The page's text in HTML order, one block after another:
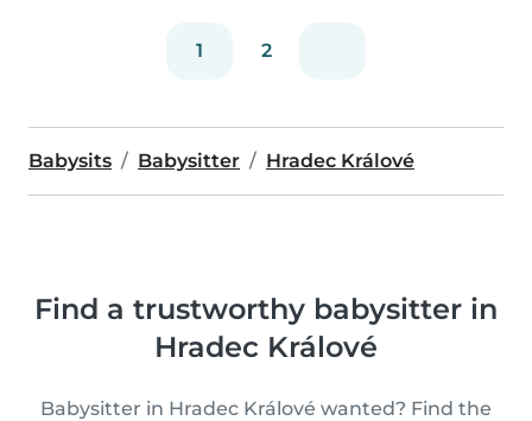
1 2
Babysits Babysitter Hradec Králové
Find a trustworthy babysitter in
Hradec Králové
Babysitter in Hradec Králové wanted? Find the